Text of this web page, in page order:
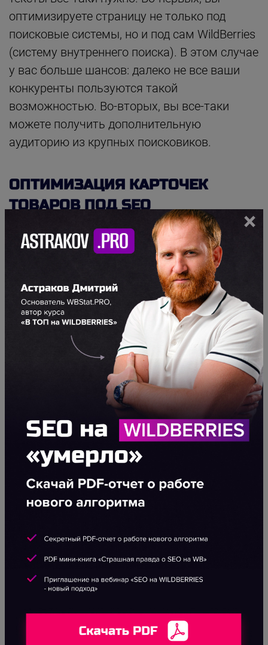
оптимизируете страницу не только под
поисковые системы, но и под сам WildBerries
(систему внутреннего поиска). В этом случае
у вас больше шансов: далеко не все ваши
конкуренты пользуются такой
возможностью. Во-вторых, вы все-таки
можете получить дополнительную
аудиторию из крупных поисковиков.
ОПТИМИЗАЦИЯ КАРТОЧЕК
ТОВАРОВ ПОД SEO
Итак, вы создали семантическое ядро -
собрали ключевые слова, определили их
частотность. Теперь нужно оптимизировать
тексты. Здесь важно соблюдать баланс
между плотностью ключевых слов и
читаемостью. Если вы уже создали
описания к товарам, и они вам нравятся,
постарайтесь максимально аккуратно
внедрить в них ключевые слова. Они
должны гармонично вписываться в ваш
текст.
ДОСТАЛИ НИЗКИЕ ПРОДАЖИ НА
WILDBERRIES?
Кстати, если Вы хотите узнать все о том, как
рекомендую подписаться на бесплатный
Telegram канал:@Astrakov_PRO. Автор
проводит очень крутые живые эфиры и
темам, разбирает успешные кейсы, делится
опытом и секретными фишками.
×